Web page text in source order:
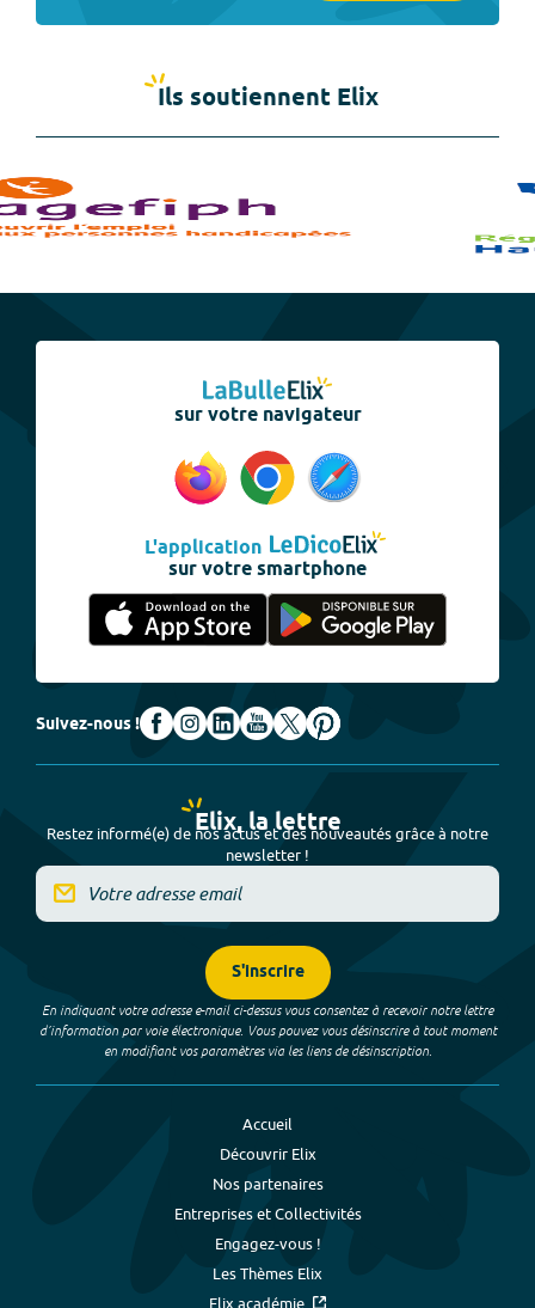
Ils soutiennent Elix
sur votre navigateur
L'application
sur votre smartphone
Suivez-nous !
Elix, la lettre
Restez informé(e) de nos actus et des nouveautés grâce à notre
newsletter !
S'inscrire
En indiquant votre adresse e-mail ci-dessus vous consentez à recevoir notre lettre
d’information par voie électronique. Vous pouvez vous désinscrire à tout moment
en modifiant vos paramètres via les liens de désinscription.
Accueil
Découvrir Elix
Nos partenaires
Entreprises et Collectivités
Engagez-vous !
Les Thèmes Elix
Elix académie